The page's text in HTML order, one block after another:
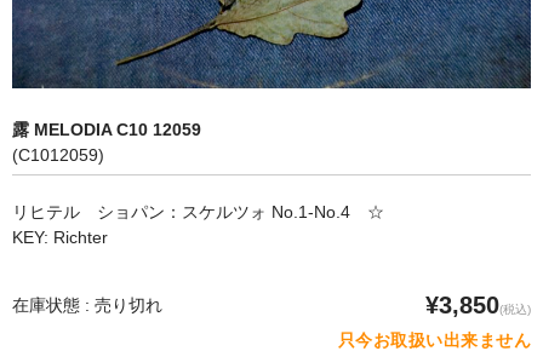
古楽曲
CD&BOOK
PICK UP
ORDER
NEWS
露 MELODIA C10 12059
(C1012059)
リヒテル ショパン：スケルツォ No.1-No.4 ☆
KEY: Richter
在庫状態 : 売り切れ ¥3,850(税込)
只今お取扱い出来ません